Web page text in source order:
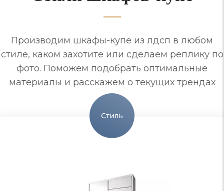
Производим шкафы-купе из лдсп в любом
стиле, каком захотите или сделаем реплику по
фото. Поможем подобрать оптимальные
материалы и расскажем о текущих трендах
Стиль